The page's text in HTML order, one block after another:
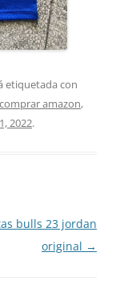
etiquetada con
amazon,
2022.
bulls 23 jordan
original →